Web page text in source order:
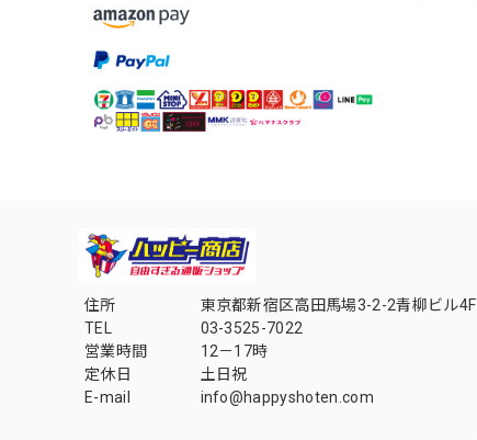
住所
東京都新宿区高田馬場3-2-2青柳ビル4F
TEL
03-3525-7022
営業時間
12－17時
定休日
土日祝
E-mail
info@happyshoten.com